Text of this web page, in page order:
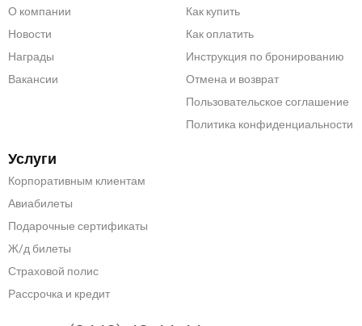
О компании
Новости
Награды
Вакансии
Как купить
Как оплатить
Инструкция по бронированию
Отмена и возврат
Пользовательское соглашение
Политика конфиденциальности
Услуги
Корпоративным клиентам
Авиабилеты
Подарочные сертификаты
Ж/д билеты
Страховой полис
Рассрочка и кредит